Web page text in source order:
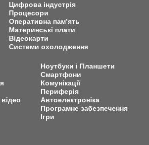
Цифрова індустрія
Процесори
Оперативна пам’ять
Материнські плати
Відеокарти
Системи охолодження
Ноутбуки і Планшети
Смартфони
Комунікації
Периферія
Автоелектроніка
Програмне забезпечення
Ігри